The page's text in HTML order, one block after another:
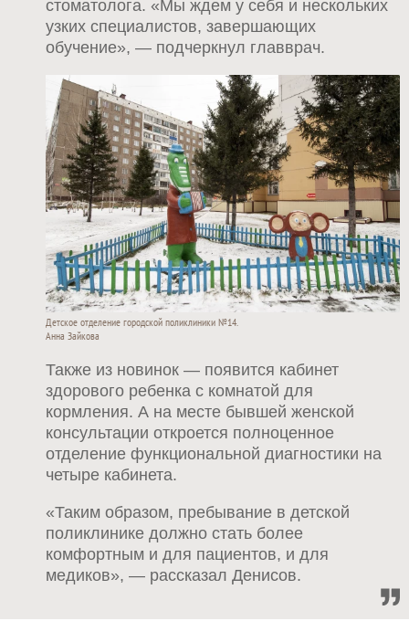
стоматолога. «Мы ждем у себя и нескольких
узких специалистов, завершающих
обучение», — подчеркнул главврач.
Детское отделение городской поликлиники №14.
Анна Зайкова
Также из новинок — появится кабинет
здорового ребенка с комнатой для
кормления. А на месте бывшей женской
консультации откроется полноценное
отделение функциональной диагностики на
четыре кабинета.
«Таким образом, пребывание в детской
поликлинике должно стать более
комфортным и для пациентов, и для
медиков», — рассказал Денисов.